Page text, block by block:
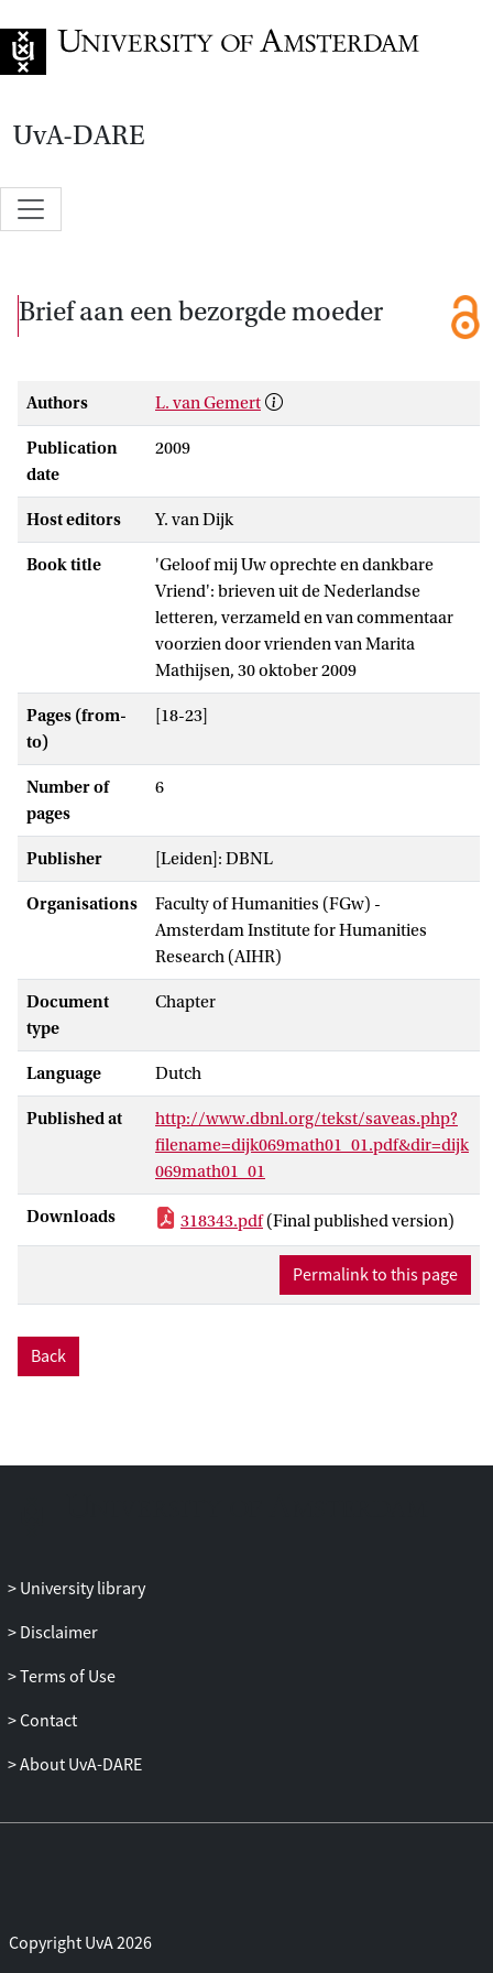
UvA-DARE
Brief aan een bezorgde moeder
Authors L. van Gemert
Publication
date
2009
Host editors Y. van Dijk
Book title
'Geloof mij Uw oprechte en dankbare
Vriend': brieven uit de Nederlandse
letteren, verzameld en van commentaar
voorzien door vrienden van Marita
Mathijsen, 30 oktober 2009
Pages (from-
to)
[18-23]
Number of
pages
6
Publisher [Leiden]: DBNL
Organisations
Faculty of Humanities (FGw) -
Amsterdam Institute for Humanities
Research (AIHR)
Document
type
Chapter
Language Dutch
Published at
http://www.dbnl.org/tekst/saveas.php?
filename=dijk069math01_01.pdf&dir=dijk
069math01_01
Downloads 318343.pdf (Final published version)
Permalink to this page
Back
University library
Disclaimer
Terms of Use
Contact
About UvA-DARE
Copyright UvA 2026